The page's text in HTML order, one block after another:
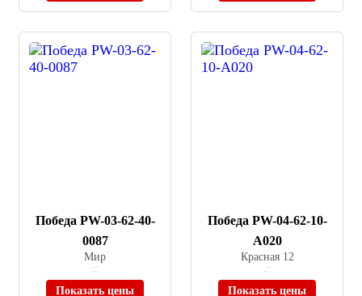
Победа PW-03-62-40-
0087
Мир
Показать цены
Победа PW-04-62-10-
A020
Красная 12
Показать цены